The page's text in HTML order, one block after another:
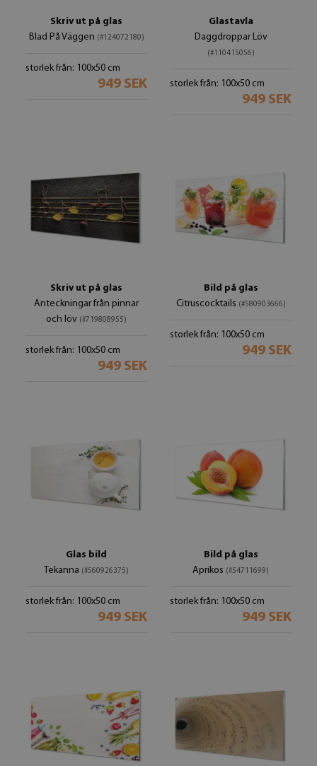
Skriv ut på glas
Blad På Väggen (#124072180)
storlek från: 100x50 cm
949 SEK
Glastavla
Daggdroppar Löv
(#110415056)
storlek från: 100x50 cm
949 SEK
Skriv ut på glas
Anteckningar från pinnar
och löv (#719808955)
storlek från: 100x50 cm
949 SEK
Bild på glas
Citruscocktails (#580903666)
storlek från: 100x50 cm
949 SEK
Glas bild
Tekanna (#560926375)
storlek från: 100x50 cm
949 SEK
Bild på glas
Aprikos (#54711699)
storlek från: 100x50 cm
949 SEK